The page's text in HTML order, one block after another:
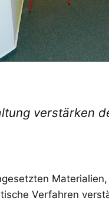
verstärken
Verfahren